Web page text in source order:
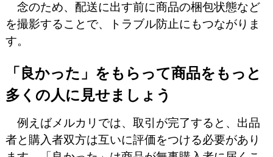
念のため、配送に出す前に商品の梱包状態など
を撮影することで、トラブル防止にもつながりま
す。
「良かった」をもらって商品をもっと
多くの人に見せましょう
例えばメルカリでは、取引が完了すると、出品
者と購入者双方は互いに評価をつける必要があり